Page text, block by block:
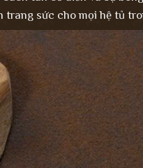
trang sức cho mọi hệ tủ